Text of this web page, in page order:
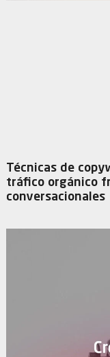
Técnicas de
tráfico orgánico
conversacionales